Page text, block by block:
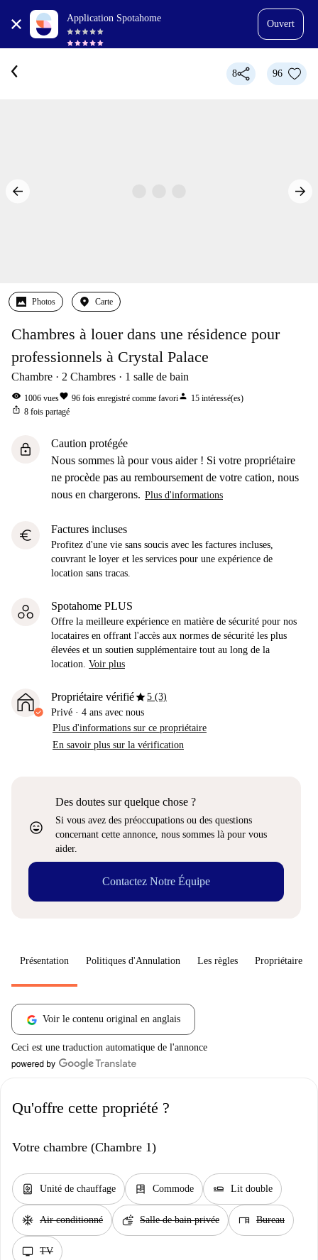
Application Spotahome
Ouvert
8 96
Photos Carte
Chambres à louer dans une résidence pour
professionnels à Crystal Palace
Chambre 2 Chambres 1 salle de bain
visibility 1006 vuesfavorite 96 fois enregistré comme favoriperson 15 intéressé(es)
ios_share 8 fois partagé
lock
Caution protégée
Nous sommes là pour vous aider ! Si votre propriétaire
ne procède pas au remboursement de votre cation, nous
nous en chargerons. Plus d'informations
euro Factures incluses
Profitez d'une vie sans soucis avec les factures incluses,
couvrant le loyer et les services pour une expérience de
location sans tracas.
Spotahome PLUS
Offre la meilleure expérience en matière de sécurité pour nos
locataires en offrant l'accès aux normes de sécurité les plus
élevées et un soutien supplémentaire tout au long de la
location. Voir plus
Propriétaire vérifiéstar5 (3)
Privé · 4 ans avec nous
Plus d'informations sur ce propriétaire
En savoir plus sur la vérification
sentiment_very_satisfied
Des doutes sur quelque chose ?
Si vous avez des préoccupations ou des questions
concernant cette annonce, nous sommes là pour vous
aider.
Contactez Notre Équipe
Présentation Politiques d'Annulation Les règles Propriétaire
Voir le contenu original en anglais
Ceci est une traduction automatique de l'annonce
Qu'offre cette propriété ?
Votre chambre (Chambre 1)
water_heater Unité de chauffage dresser Commode airline_seat_flat Lit double
ac_unit Air conditionné soap Salle de bain privée desk Bureau
tv TV